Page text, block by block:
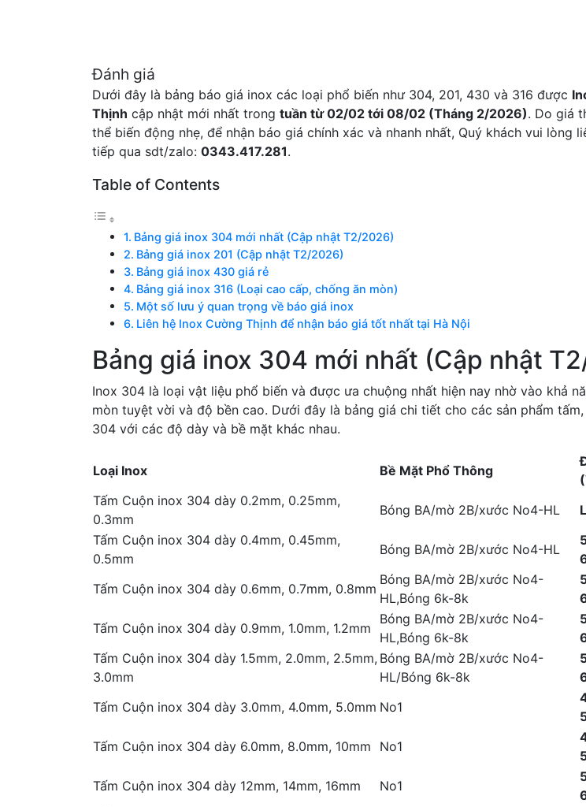
Đánh giá
Dưới đây là bảng báo giá inox các loại phổ biến như 304, 201, 430 và 316 được
Thịnh cập nhật mới nhất trong tuần từ 02/02 tới 08/02 (Tháng 2/2026). Do giá
thể biến động nhẹ, để nhận báo giá chính xác và nhanh nhất, Quý khách vui lòng
tiếp qua sdt/zalo: 0343.417.281.
Table of Contents
Bảng giá inox 304 mới nhất (Cập nhật T2/2026)
Bảng giá inox 201 (Cập nhật T2/2026)
Bảng giá inox 430 giá rẻ
Bảng giá inox 316 (Loại cao cấp, chống ăn mòn)
Một số lưu ý quan trọng về báo giá inox
Liên hệ Inox Cường Thịnh để nhận báo giá tốt nhất tại Hà Nội
Bảng giá inox 304 mới nhất (Cập nhật
Inox 304 là loại vật liệu phổ biến và được ưa chuộng nhất hiện nay nhờ vào khả
mòn tuyệt vời và độ bền cao. Dưới đây là bảng giá chi tiết cho các sản phẩm
304 với các độ dày và bề mặt khác nhau.
Loại Inox Bề Mặt Phổ Thông
Tấm Cuộn inox 304 dày 0.2mm, 0.25mm,
0.3mm
Bóng BA/mờ 2B/xước No4-HL
Tấm Cuộn inox 304 dày 0.4mm, 0.45mm,
0.5mm
Bóng BA/mờ 2B/xước No4-HL
Tấm Cuộn inox 304 dày 0.6mm, 0.7mm, 0.8mm
Bóng BA/mờ 2B/xước No4-
HL,Bóng 6k-8k
Tấm Cuộn inox 304 dày 0.9mm, 1.0mm, 1.2mm
Bóng BA/mờ 2B/xước No4-
HL,Bóng 6k-8k
Tấm Cuộn inox 304 dày 1.5mm, 2.0mm, 2.5mm,
3.0mm
Bóng BA/mờ 2B/xước No4-
HL/Bóng 6k-8k
Tấm Cuộn inox 304 dày 3.0mm, 4.0mm, 5.0mm No1
Tấm Cuộn inox 304 dày 6.0mm, 8.0mm, 10mm
No1
Tấm Cuộn inox 304 dày 12mm, 14mm, 16mm
No1